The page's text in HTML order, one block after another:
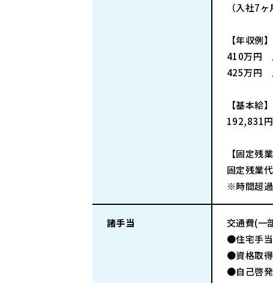
（入社7
【年収例】
410万円
425万円
【基本給】
192,831
【固定残業
固定残業
※時間超
諸手当
交通費(一
●住宅手当
●資格取
●自己啓発